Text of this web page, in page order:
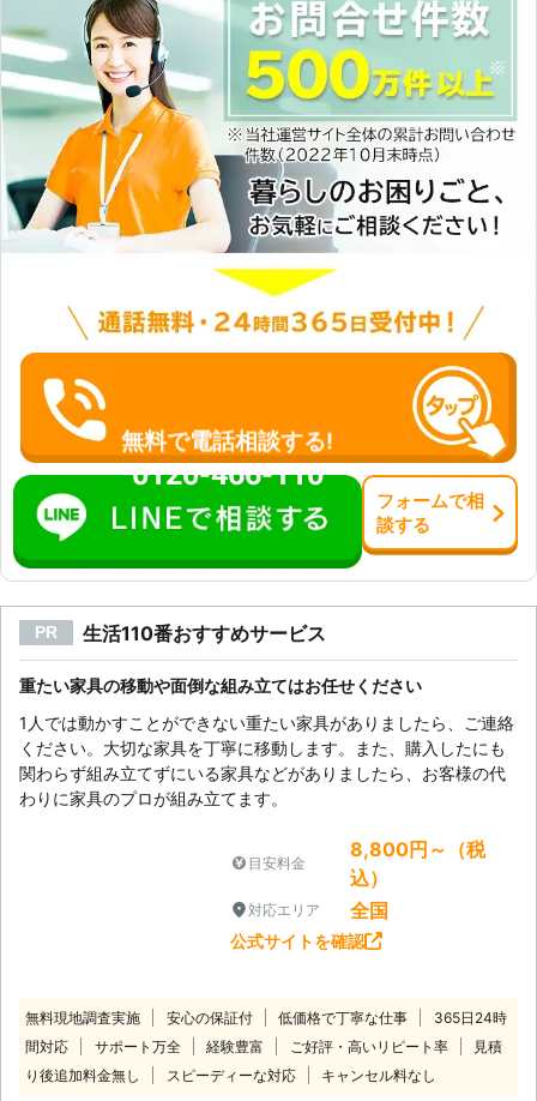
無料で電話相談する!
0120-466-110
フォームで相
談する
PR 生活110番おすすめサービス
重たい家具の移動や面倒な組み立てはお任せください
1人では動かすことができない重たい家具がありましたら、ご連絡
ください。大切な家具を丁寧に移動します。また、購入したにも
関わらず組み立てずにいる家具などがありましたら、お客様の代
わりに家具のプロが組み立てます。
目安料金
8,800円～（税
込）
対応エリア 全国
公式サイトを確認
無料現地調査実施 安心の保証付 低価格で丁寧な仕事
365日24時
間対応
サポート万全 経験豊富 ご好評・高いリピート率
見積
り後追加料金無し
スピーディーな対応 キャンセル料なし